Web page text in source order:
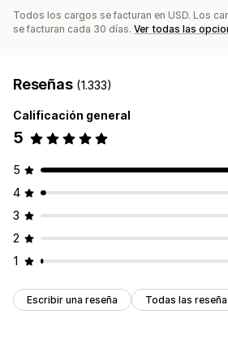
Todos los cargos se facturan en USD. Los
se facturan cada 30 días. Ver todas las
Reseñas (1.333)
Calificación general
5
5
4
3
2
1
Escribir una reseña Todas las